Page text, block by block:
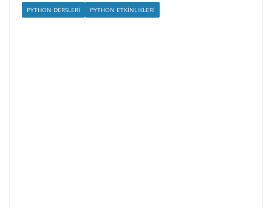
PYTHON DERSLERI PYTHON ETKINLIKLERI